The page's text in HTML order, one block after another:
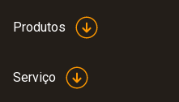
Produtos
Serviço